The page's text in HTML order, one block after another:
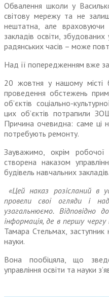
Обвалення школи у
світову мережу та не
нештатна, але враховуючи
закладів освіти,
радянських часів – може
Над її попередженням вже
20 жовтня у нашому місті
проведення обстежень
об’єктів соціально-
цих об’єктів потрапили
Причина очевидна: саме ці
потребують ремонту.
Зауважимо, окрім робочої
створена наказом
будівель навчальних закладів.
«Цей наказ розісланий в
провели свої огляди і
узагальнюємо. Відповідно
інформація, де в першу
Тамара Стельмах, заступник
науки.
Вона пообіцяла, що
управління освіти та науки